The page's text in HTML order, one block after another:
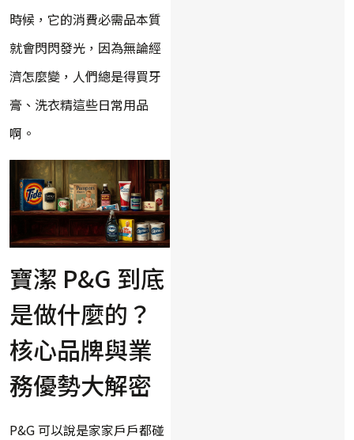
時候，它的消費必需品本質
就會閃閃發光，因為無論經
濟怎麼變，人們總是得買牙
膏、洗衣精這些日常用品
啊。
寶潔 P&G 到底
是做什麼的？
核心品牌與業
務優勢大解密
P&G 可以說是家家戶戶都碰